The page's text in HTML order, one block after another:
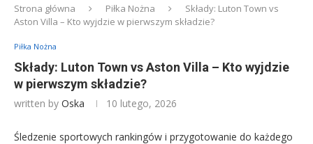
Strona główna Piłka Nożna
Składy: Luton Town vs
Aston Villa – Kto wyjdzie w pierwszym składzie?
Piłka Nożna
Składy: Luton Town vs Aston Villa – Kto wyjdzie
w pierwszym składzie?
written by Oska 10 lutego, 2026
Śledzenie sportowych rankingów i przygotowanie do każdego